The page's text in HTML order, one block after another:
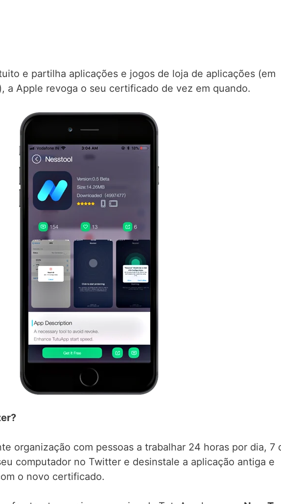
e partilha aplicações e jogos de loja de aplicações (em
a Apple revoga o seu certificado de vez em quando.
organização com pessoas a trabalhar 24 horas por dia, 7
computador no Twitter e desinstale a aplicação antiga e
o novo certificado.